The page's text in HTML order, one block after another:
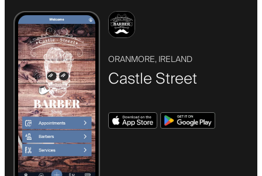
ORANMORE, IRELAND
Castle Street